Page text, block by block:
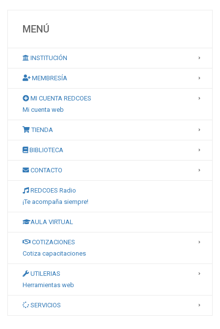
MENÚ
INSTITUCIÓN
MEMBRESÍA
MI CUENTA REDCOES
Mi cuenta web
TIENDA
BIBLIOTECA
CONTACTO
REDCOES Radio
¡Te acompaña siempre!
AULA VIRTUAL
COTIZACIONES
Cotiza capacitaciones
UTILERIAS
Herramientas web
SERVICIOS